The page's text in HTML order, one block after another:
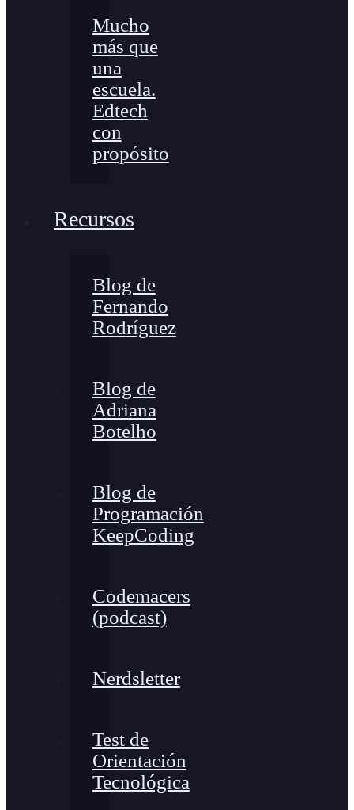
Mucho
más que
una
escuela.
Edtech
con
propósito
Recursos
Blog de
Fernando
Rodríguez
Blog de
Adriana
Botelho
Blog de
Programación
KeepCoding
Codemacers
(podcast)
Nerdsletter
Test de
Orientación
Tecnológica